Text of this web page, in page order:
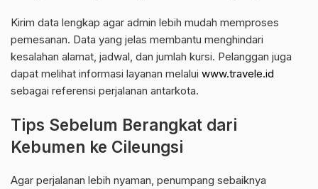
Kirim data lengkap agar admin lebih mudah memproses
pemesanan. Data yang jelas membantu menghindari
kesalahan alamat, jadwal, dan jumlah kursi. Pelanggan juga
dapat melihat informasi layanan melalui www.travele.id
sebagai referensi perjalanan antarkota.
Tips Sebelum Berangkat dari
Kebumen ke Cileungsi
Agar perjalanan lebih nyaman, penumpang sebaiknya